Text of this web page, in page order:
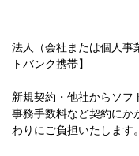
法人（会社または個人事
トバンク携帯】
新規契約・他社からソフ
事務手数料など契約にか
わりにご負担いたします。